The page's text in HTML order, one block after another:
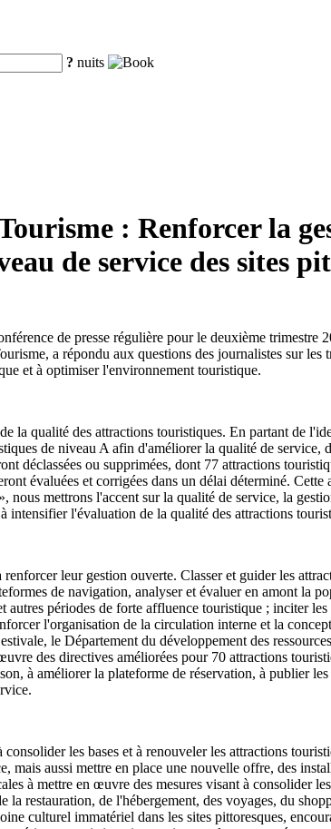
? nuits
: Renforcer la
de service des sites
de presse régulière pour le deuxième
a répondu aux questions des journalistes sur
et à optimiser l'environnement touristique.
la qualité des attractions touristiques. En partant de
de niveau A afin d'améliorer la qualité de
déclassées ou supprimées, dont 77 attractions
évaluées et corrigées dans un délai déterminé.
nous mettrons l'accent sur la qualité de service, la
intensifier l'évaluation de la qualité des attractions
leur gestion ouverte. Classer et guider les
de navigation, analyser et évaluer en amont la
périodes de forte affluence touristique ; inciter
l'organisation de la circulation interne et la
le Département du développement des
des directives améliorées pour 70 attractions
à améliorer la plateforme de réservation, à publier
les bases et à renouveler les attractions
mais aussi mettre en place une nouvelle offre, des
à mettre en œuvre des mesures visant à consolider
la restauration, de l'hébergement, des voyages, du
culturel immatériel dans les sites pittoresques,